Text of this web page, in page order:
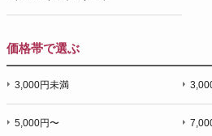
価格帯で選ぶ
3,000円未満
5,000円〜